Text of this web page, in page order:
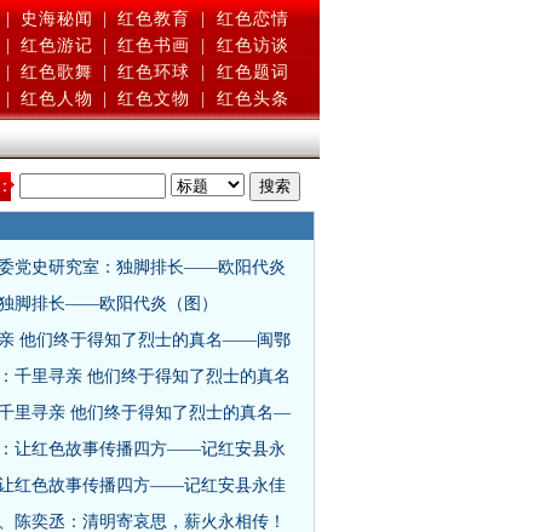
| 史海秘闻 | 红色教育 |
红色恋情
红色游记 红色书画
红色访谈
红色歌舞 红色环球
红色题词
红色人物 红色文物 红色头条
党史研究室：独脚排长——欧阳代炎
脚排长——欧阳代炎（图）
他们终于得知了烈士的真名——闽鄂
千里寻亲 他们终于得知了烈士的真名
里寻亲 他们终于得知了烈士的真名—
让红色故事传播四方——记红安县永
红色故事传播四方——记红安县永佳
陈奕丞：清明寄哀思，薪火永相传！